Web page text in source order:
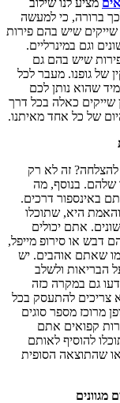
ברורה, כי למעשה
שיש בהם פירות
וגם במינרליים.
שיש בהם גם
של גופנו. מעבר לכל
שהוא נותן לכם
שייקים כאלה בכל דרך
של כל אחד מאיתנו.
להצלחה? זה לא רק
שלהם. בנוסף, מה
באינספור דרכים.
היא, שתוכלו
אתם יכולים
דבש או סירופ מייפל,
שאתם אוהבים. יש
הבריאות ולשלב
גם במקרה כזה
צריכים להתעסק בכל
מרוכז מספר סוגים
קפואים אתם
להוסיף לאותם
שהתוצאה הסופית
מגוונים